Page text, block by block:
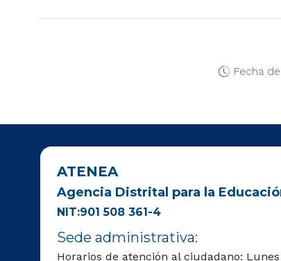
Fecha
ATENEA
Agencia Distrital para la
NIT:901 508 361-4
Sede administrativa:
Horarios de atención al ciudadano: